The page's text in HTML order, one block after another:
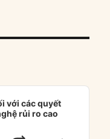
với các quyết
rủi ro cao